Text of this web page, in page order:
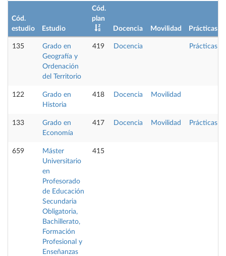
Cód.
estudio
Estudio
Cód.
plan
Docencia
Movilidad Prácticas
135
Grado en
Geografía y
Ordenación
del Territorio
419 Docencia Prácticas
122
Grado en
Historia
418 Docencia Movilidad
133
Grado en
Economía
417 Docencia Movilidad Prácticas
659
Máster
Universitario
en
Profesorado
de Educación
Secundaria
Obligatoria,
Bachillerato,
Formación
Profesional y
Enseñanzas
415